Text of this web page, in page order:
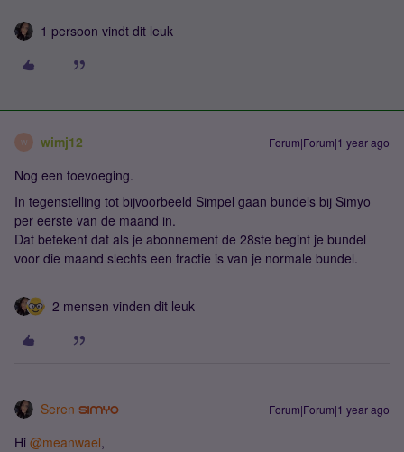
1 persoon vindt dit leuk
W wimj12 Forum|Forum|1 year ago
Nog een toevoeging.
In tegenstelling tot bijvoorbeeld Simpel gaan bundels bij Simyo
per eerste van de maand in.
Dat betekent dat als je abonnement de 28ste begint je bundel
voor die maand slechts een fractie is van je normale bundel.
2 mensen vinden dit leuk
Seren Forum|Forum|1 year ago
Hi ​ @meanwael,